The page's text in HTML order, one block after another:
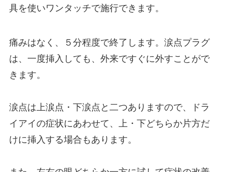
具を使いワンタッチで施行できます。
痛みはなく、５分程度で終了します。涙点プラグ
は、一度挿入しても、外来ですぐに外すことがで
きます。
涙点は上涙点・下涙点と二つありますので、ドラ
イアイの症状にあわせて、上・下どちらか片方だ
けに挿入する場合もあります。